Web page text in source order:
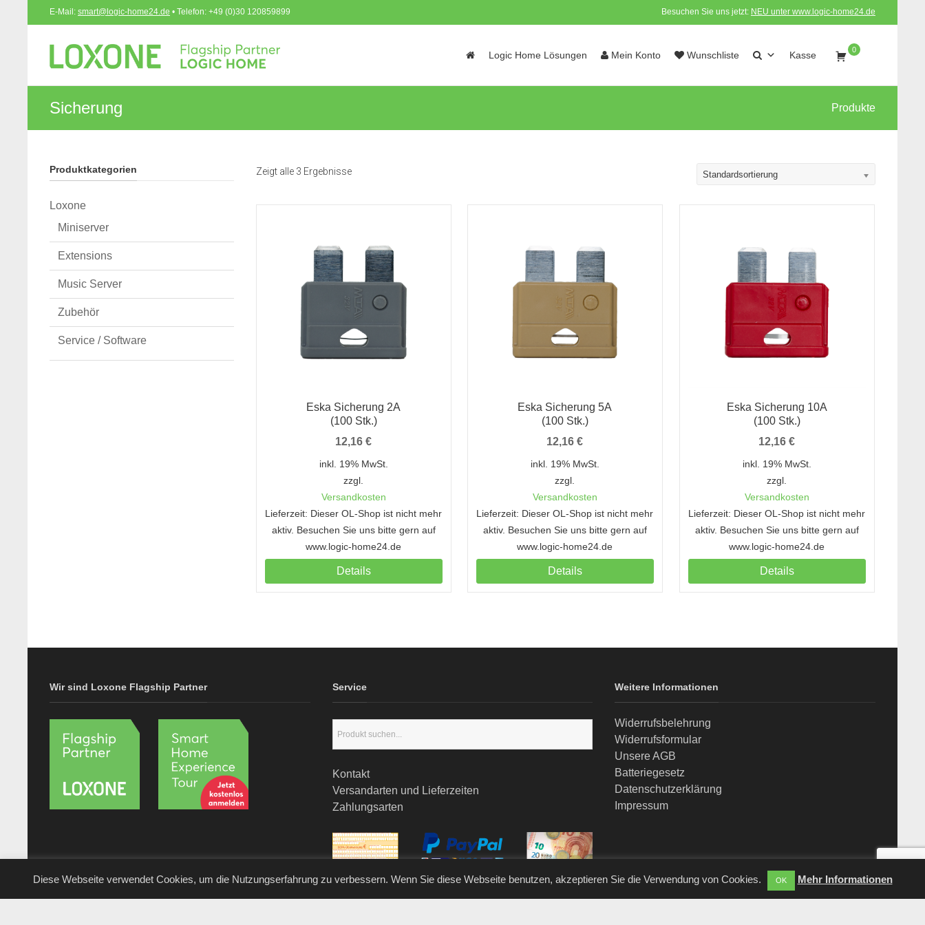
Besuchen Sie uns jetzt: NEU unter www.logic-home24.de
E-Mail: smart@logic-home24.de • Telefon: +49 (0)30 120859899
Logic Home Lösungen Mein Konto Wunschliste Kasse 0
Sicherung Produkte
Zeigt alle 3 Ergebnisse Standardsortierung
Eska Sicherung 2A
(100 Stk.)
12,16€
inkl. 19% MwSt.
zzgl.
Versandkosten
Lieferzeit: Dieser OL-Shop ist nicht mehr
aktiv. Besuchen Sie uns bitte gern auf
www.logic-home24.de
Details
Eska Sicherung 5A
(100 Stk.)
12,16€
inkl. 19% MwSt.
zzgl.
Versandkosten
Lieferzeit: Dieser OL-Shop ist nicht mehr
aktiv. Besuchen Sie uns bitte gern auf
www.logic-home24.de
Details
Eska Sicherung 10A
(100 Stk.)
12,16€
inkl. 19% MwSt.
zzgl.
Versandkosten
Lieferzeit: Dieser OL-Shop ist nicht mehr
aktiv. Besuchen Sie uns bitte gern auf
www.logic-home24.de
Details
Produktkategorien
Loxone
Miniserver
Extensions
Music Server
Zubehör
Service / Software
Wir sind Loxone Flagship Partner Service
Kontakt
Versandarten und Lieferzeiten
Zahlungsarten
Weitere Informationen
Widerrufsbelehrung
Widerrufsformular
Unsere AGB
Batteriegesetz
Datenschutzerklärung
Impressum
Diese Webseite verwendet Cookies, um die Nutzungserfahrung zu verbessern. Wenn Sie diese Webseite benutzen, akzeptieren Sie die Verwendung von Cookies. OK Mehr Informationen